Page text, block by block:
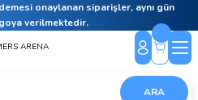
onaylanan siparişler, aynı gün
verilmektedir.
ARA